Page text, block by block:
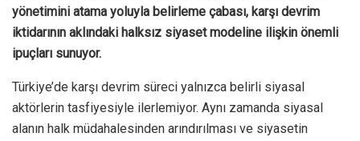
yönetimini atama yoluyla belirleme çabası, karşı devrim
iktidarının aklındaki halksız siyaset modeline ilişkin önemli
ipuçları sunuyor.
Türkiye’de karşı devrim süreci yalnızca belirli siyasal
aktörlerin tasfiyesiyle ilerlemiyor. Aynı zamanda siyasal
alanın halk müdahalesinden arındırılması ve siyasetin